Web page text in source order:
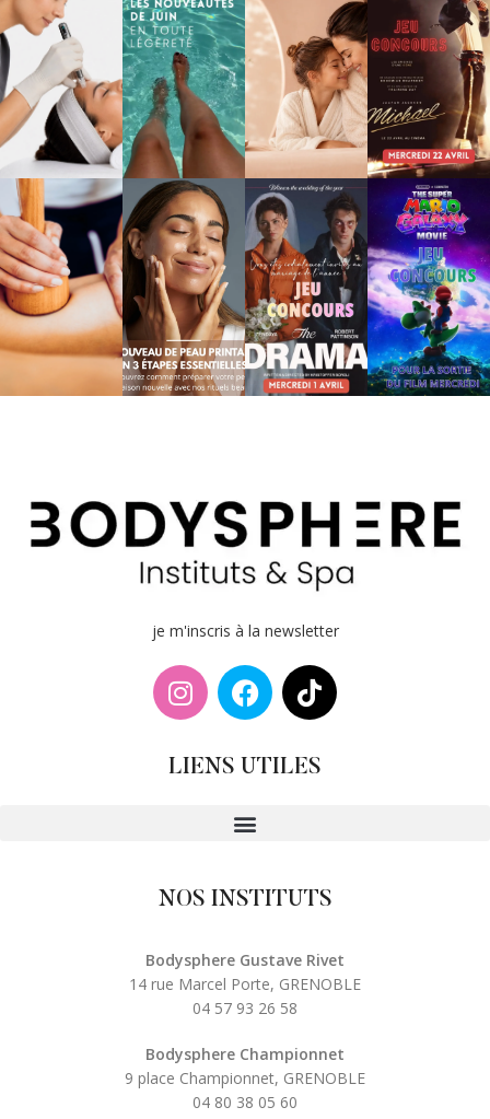
je m'inscris à la newsletter
LIENS UTILES
NOS INSTITUTS
Bodysphere Gustave Rivet
14 rue Marcel Porte, GRENOBLE
04 57 93 26 58
Bodysphere Championnet
9 place Championnet, GRENOBLE
04 80 38 05 60